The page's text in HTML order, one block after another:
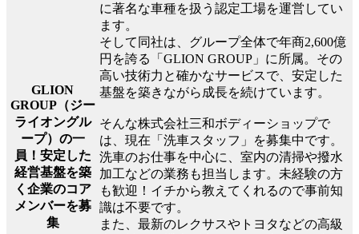
GLION
GROUP（ジー
ライオングル
ープ）の一
員！安定した
経営基盤を築
く企業のコア
メンバーを募
集
に著名な車種を扱う認定工場を運営してい
ます。
そして同社は、グループ全体で年商2,600億
円を誇る「GLION GROUP」に所属。その
高い技術力と確かなサービスで、安定した
基盤を築きながら成長を続けています。
そんな株式会社三和ボディーショップで
は、現在「洗車スタッフ」を募集中です。
洗車のお仕事を中心に、室内の清掃や撥水
加工などの業務も担当します。未経験の方
も歓迎！イチから教えてくれるので事前知
識は不要です。
また、最新のレクサスやトヨタなどの高級